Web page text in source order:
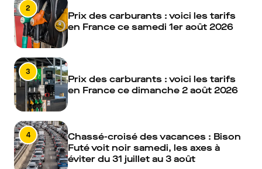
2
Prix des carburants : voici les tarifs
en France ce samedi 1er août 2026
3
Prix des carburants : voici les tarifs
en France ce dimanche 2 août 2026
4
Chassé-croisé des vacances : Bison
Futé voit noir samedi, les axes à
éviter du 31 juillet au 3 août